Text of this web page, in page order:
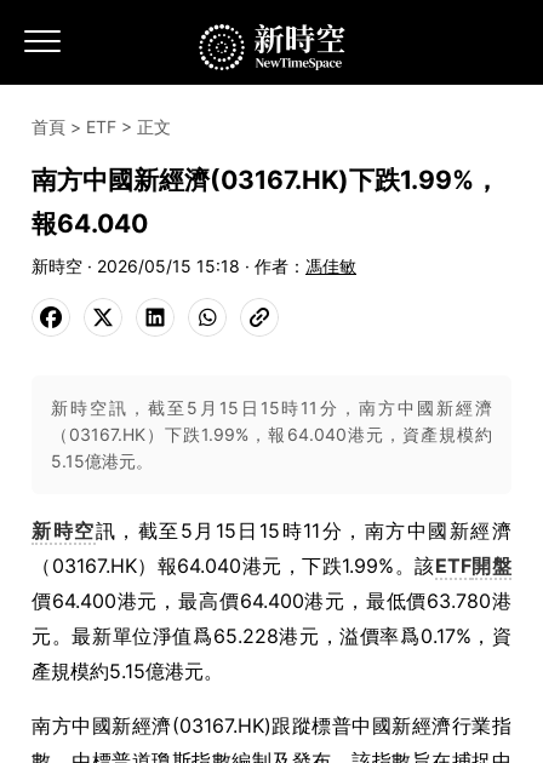
首頁 > ETF > 正文
南方中國新經濟(03167.HK)下跌1.99%，
報64.040
新時空 · 2026/05/15 15:18 · 作者： 馮佳敏
新時空訊，截至5月15日15時11分，南方中國新經濟
（03167.HK）下跌1.99%，報64.040港元，資產規模約
5.15億港元。
新時空訊，截至5月15日15時11分，南方中國新經濟
（03167.HK）報64.040港元，下跌1.99%。該ETF開盤
價64.400港元，最高價64.400港元，最低價63.780港
元。最新單位淨值爲65.228港元，溢價率爲0.17%，資
產規模約5.15億港元。
南方中國新經濟(03167.HK)跟蹤標普中國新經濟行業指